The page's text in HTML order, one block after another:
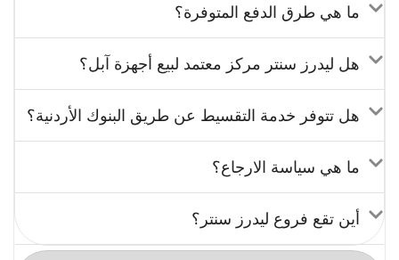
ما هي طرق الدفع المتوفرة؟
هل ليدرز سنتر مركز معتمد لبيع أجهزة آبل؟
هل تتوفر خدمة التقسيط عن طريق البنوك الأردنية؟
ما هي سياسة الارجاع؟
أين تقع فروع ليدرز سنتر؟